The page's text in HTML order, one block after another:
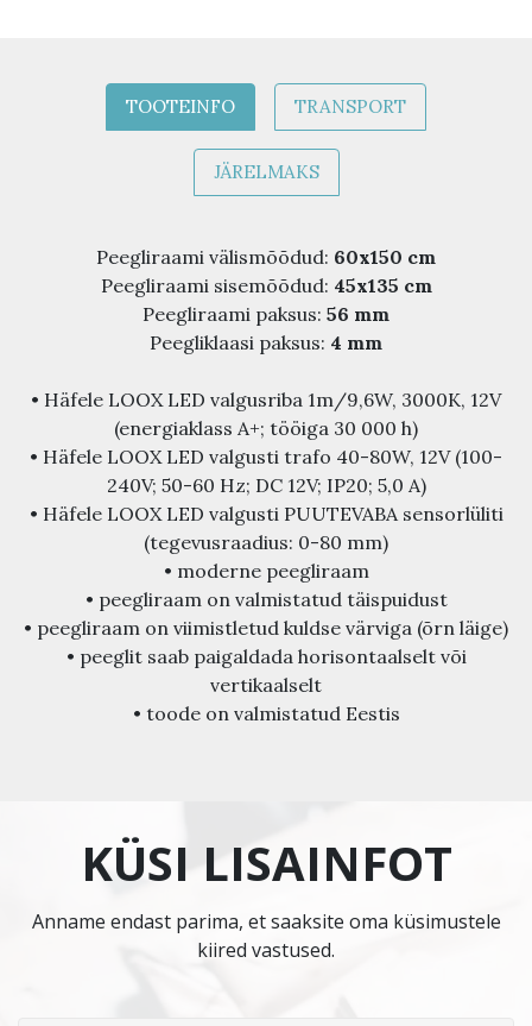
TOOTEINFO TRANSPORT
JÄRELMAKS
Peegliraami välismõõdud: 60x150 cm
Peegliraami sisemõõdud: 45x135 cm
Peegliraami paksus: 56 mm
Peegliklaasi paksus: 4 mm
• Häfele LOOX LED valgusriba 1m/9,6W, 3000K, 12V
(energiaklass A+; tööiga 30 000 h)
• Häfele LOOX LED valgusti trafo 40-80W, 12V (100-
240V; 50-60 Hz; DC 12V; IP20; 5,0 A)
• Häfele LOOX LED valgusti PUUTEVABA sensorlüliti
(tegevusraadius: 0-80 mm)
• moderne peegliraam
• peegliraam on valmistatud täispuidust
• peegliraam on viimistletud kuldse värviga (õrn läige)
• peeglit saab paigaldada horisontaalselt või
vertikaalselt
• toode on valmistatud Eestis
KÜSI LISAINFOT
Anname endast parima, et saaksite oma küsimustele
kiired vastused.